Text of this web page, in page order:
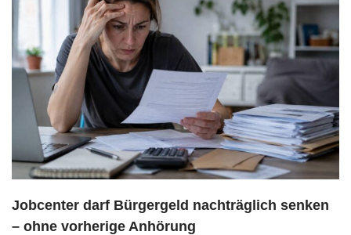
Jobcenter darf Bürgergeld nachträglich senken
– ohne vorherige Anhörung